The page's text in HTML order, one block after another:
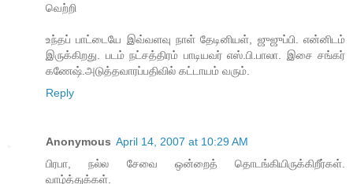
வெற்றி
உந்தப் பாட்டையே இவ்வளவு நாள் தேடினியள், ஜுஜுப்பி. என்னிடம்
இருக்கிறது. படம் நட்சத்திரம் பாடியவர் எஸ்.பி.பாலா. இசை சங்கர்
கணேஷ்.அடுத்தவாரப்பதிவில் கட்டாயம் வரும்.
Reply
Anonymous April 14, 2007 at 10:29 AM
பிரபா, நல்ல சேவை ஒன்றைத் தொடங்கியிருக்கிறீர்கள்.
வாழ்த்துக்கள்.